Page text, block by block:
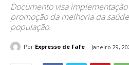
Documento visa
promoção da melhoria da
população.
Por Expresso de Fafe Janeiro 29,